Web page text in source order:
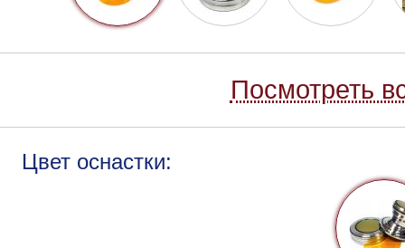
Посмотреть
Цвет оснастки: